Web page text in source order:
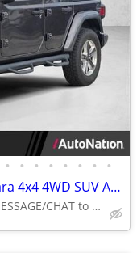
• • • • • • • •
2018 Jeep Wrangler Unlimited Sahara 4x4 4WD SUV AUTONATION
Call (904) 637-7794 or MESSAGE/CHAT to confirm availability